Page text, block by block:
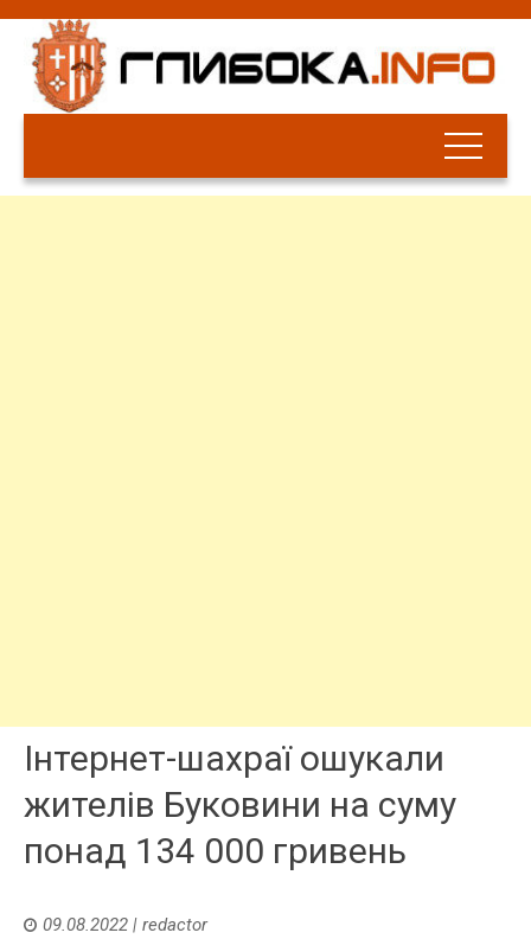
Інтернет-шахраї ошукали
жителів Буковини на суму
понад 134 000 гривень
09.08.2022 | redactor